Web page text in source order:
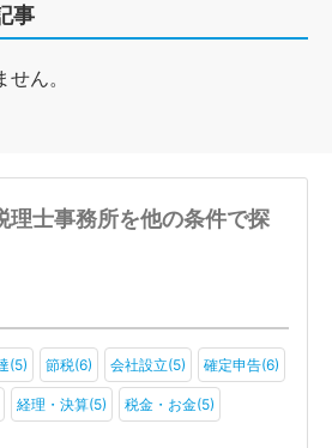
事
ん。
理士事務所を他の条件で探
(5) 節税(6) 会社設立(5) 確定申告(6)
経理・決算(5) 税金・お金(5)